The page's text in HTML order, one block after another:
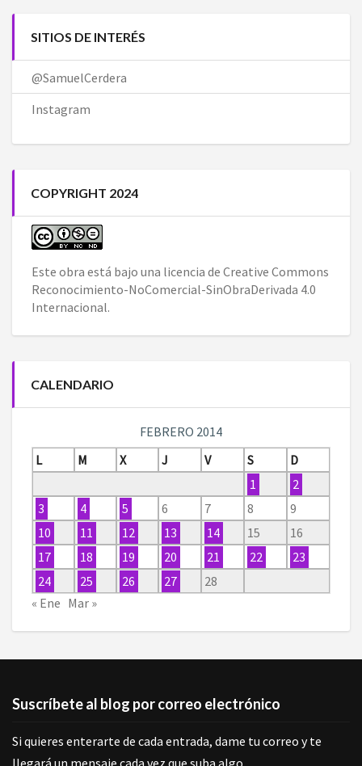
SITIOS DE INTERÉS
@SamuelCerdera
Instagram
COPYRIGHT 2024
Este obra está bajo una licencia de Creative Commons
Reconocimiento-NoComercial-SinObraDerivada 4.0
Internacional.
CALENDARIO
FEBRERO 2014
L
M X J V S
D
1
2
3
4 5 6 7 8
9
10
11 12 13 14 15
16
17
18 19 20 21 22
23
24
25 26 27
28
« Ene Mar »
Suscríbete al blog por correo electrónico
Si quieres enterarte de cada entrada, dame tu correo y te